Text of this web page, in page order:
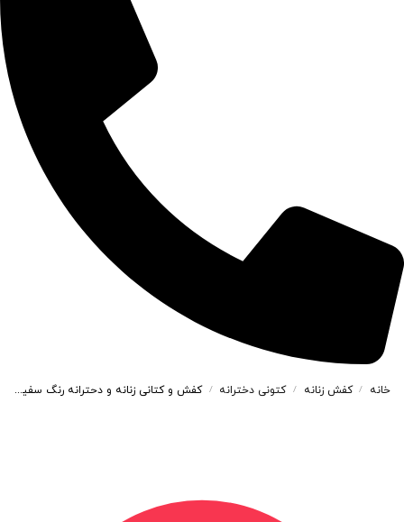
خانه / کفش زنانه / کتونی دخترانه / کفش و کتانی زنانه و دحترانه رنگ سفید طوسی کد M783